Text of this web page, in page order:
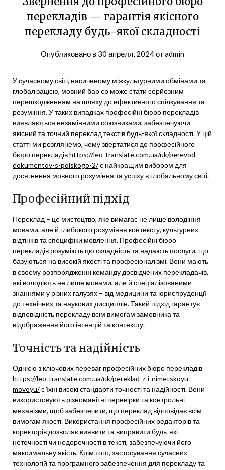
перекладів — гарантія якісного
перекладу будь-якої складності
Опубликовано в 30 апреля, 2024отadmin
У сучасному світі, насиченому міжкультурними обмінами та
глобалізацією, мовний бар’єр може стати серйозним
перешкодженням на шляху до ефективного спілкування та
розуміння. У таких випадках професійні бюро перекладів
виявляються незамінними союзниками, забезпечуючи
якісний та точний переклад текстів будь-якої складності. У цій
статті ми розглянемо, чому звертатися до професійного
бюро перекладівhttps://leo-translate.com.ua/uk/perevod-
dokumentov-s-polskogo-2/є найкращим вибором для
досягнення мовного розуміння та успіху в глобальному світі.
Професійний підхід
Переклад – це мистецтво, яке вимагає не лише володіння
мовами, але й глибокого розуміння контексту, культурних
відтінків та специфіки мовлення. Професійні бюро
перекладів розуміють цю складність та надають послуги, що
базуються на високій якості та професіоналізмі. Вони мають
в своєму розпорядженні команду досвідчених перекладачів,
які володіють не лише мовами, але й спеціалізованими
знаннями у різних галузях – від медицини та юриспруденції
до технічних та наукових дисциплін. Такий підхід гарантує
відповідність перекладу всім вимогам замовника та
відображення його інтенцій та контексту.
Точність та надійність
Однією з ключових переваг професійних бюро перекладів
https://leo-translate.com.ua/uk/pereklad-z-i-nimetskoyu-
movoyu/є їхні високі стандарти точності та надійності. Вони
використовують різноманітні перевірки та контрольні
механізми, щоб забезпечити, що переклад відповідає всім
вимогам якості. Використання професійних редакторів та
коректорів дозволяє виявити та виправити будь-які
неточності чи недоречності в тексті, забезпечуючи його
максимальну якість. Крім того, застосування сучасних
технологій та програмного забезпечення для перекладу та